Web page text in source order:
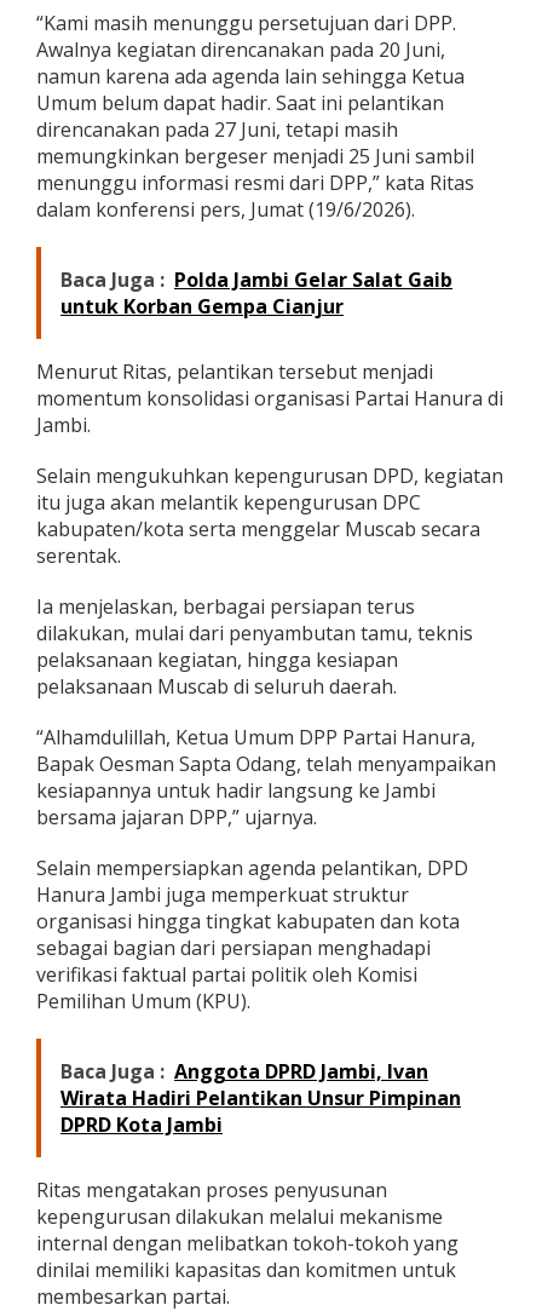
n
h
i
n
g
a
T
i
k
a
t
b
u
t
e
n
“Kami masih menunggu persetujuan dari DPP.
Awalnya kegiatan direncanakan pada 20 Juni,
namun karena ada agenda lain sehingga Ketua
Umum belum dapat hadir. Saat ini pelantikan
direncanakan pada 27 Juni, tetapi masih
memungkinkan bergeser menjadi 25 Juni sambil
menunggu informasi resmi dari DPP,” kata Ritas
dalam konferensi pers, Jumat (19/6/2026).
Baca Juga : Polda Jambi Gelar Salat Gaib
untuk Korban Gempa Cianjur
Menurut Ritas, pelantikan tersebut menjadi
momentum konsolidasi organisasi Partai Hanura di
Jambi.
Selain mengukuhkan kepengurusan DPD, kegiatan
itu juga akan melantik kepengurusan DPC
kabupaten/kota serta menggelar Muscab secara
serentak.
Ia menjelaskan, berbagai persiapan terus
dilakukan, mulai dari penyambutan tamu, teknis
pelaksanaan kegiatan, hingga kesiapan
pelaksanaan Muscab di seluruh daerah.
“Alhamdulillah, Ketua Umum DPP Partai Hanura,
Bapak Oesman Sapta Odang, telah menyampaikan
kesiapannya untuk hadir langsung ke Jambi
bersama jajaran DPP,” ujarnya.
Selain mempersiapkan agenda pelantikan, DPD
Hanura Jambi juga memperkuat struktur
organisasi hingga tingkat kabupaten dan kota
sebagai bagian dari persiapan menghadapi
verifikasi faktual partai politik oleh Komisi
Pemilihan Umum (KPU).
Baca Juga : Anggota DPRD Jambi, Ivan
Wirata Hadiri Pelantikan Unsur Pimpinan
DPRD Kota Jambi
Ritas mengatakan proses penyusunan
kepengurusan dilakukan melalui mekanisme
internal dengan melibatkan tokoh-tokoh yang
dinilai memiliki kapasitas dan komitmen untuk
membesarkan partai.